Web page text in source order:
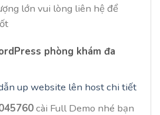
lớn vui lòng liên hệ để
phòng khám đa
up website lên host chi tiết
cài Full Demo nhé bạn